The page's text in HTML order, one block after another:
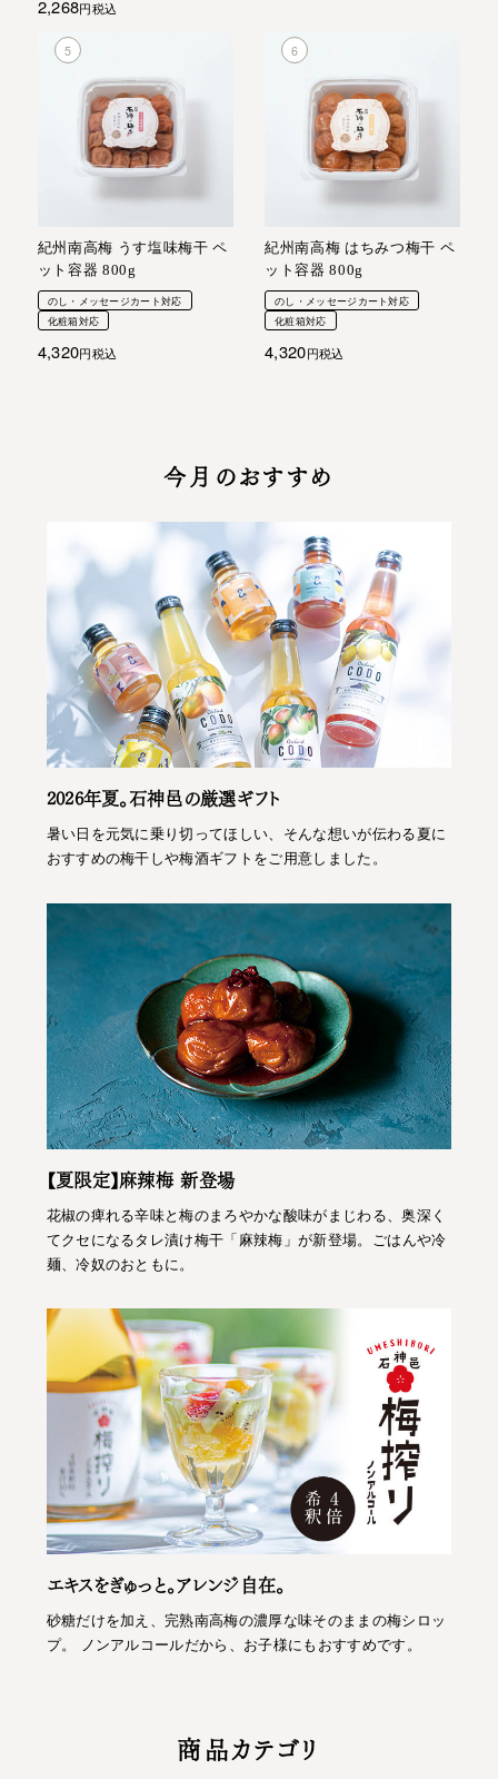
2,268 税込
紀州南高梅 うす塩味梅干 ペ
ット容器 800g
のし・メッセージカート対応
化粧箱対応
4,320 税込
紀州南高梅 はちみつ梅干 ペ
ット容器 800g
のし・メッセージカート対応
化粧箱対応
4,320 税込
今月のおすすめ
2026年夏。石神邑の厳選ギフト
暑い日を元気に乗り切ってほしい、そんな想いが伝わる夏に
おすすめの梅干しや梅酒ギフトをご用意しました。
【夏限定】麻辣梅 新登場
花椒の痺れる辛味と梅のまろやかな酸味がまじわる、奥深く
てクセになるタレ漬け梅干「麻辣梅」が新登場。ごはんや冷
麺、冷奴のおともに。
エキスをぎゅっと。アレンジ自在。
砂糖だけを加え、完熟南高梅の濃厚な味そのままの梅シロッ
プ。 ノンアルコールだから、お子様にもおすすめです。
商品カテゴリ